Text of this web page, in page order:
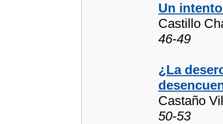
Un
Castillo
46-49
¿La
Castaño
50-53